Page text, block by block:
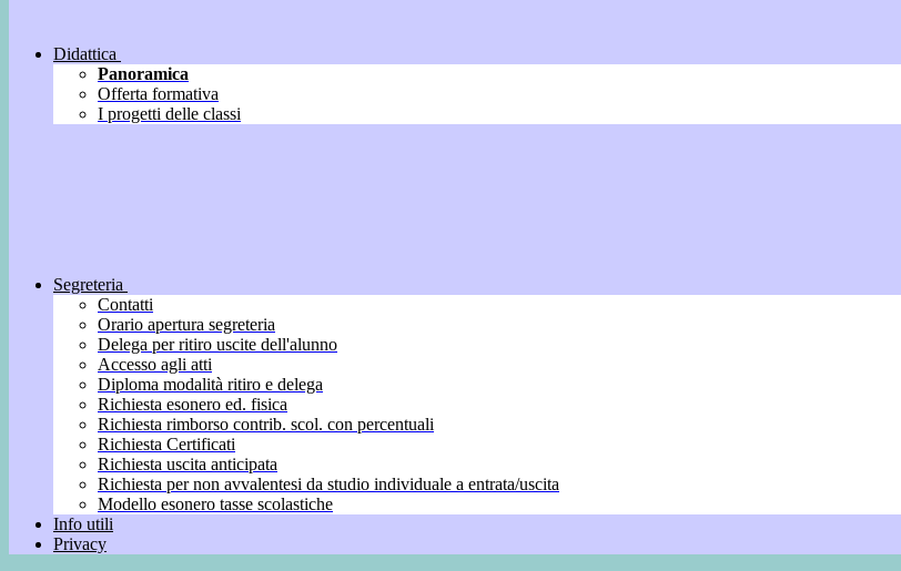
Didattica
Panoramica
Offerta formativa
I progetti delle classi
Segreteria
Contatti
Orario apertura segreteria
Delega per ritiro uscite dell'alunno
Accesso agli atti
Diploma modalità ritiro e delega
Richiesta esonero ed. fisica
Richiesta rimborso contrib. scol. con percentuali
Richiesta Certificati
Richiesta uscita anticipata
Richiesta per non avvalentesi da studio individuale a entrata/uscita
Modello esonero tasse scolastiche
Info utili
Privacy